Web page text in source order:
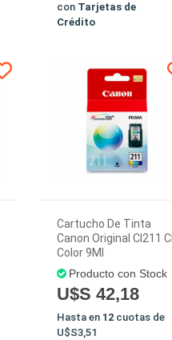
con Tarjetas de
Crédito
Cartucho De Tinta
Canon Original Cl211 Cl
Color 9Ml
Producto con Stock
U$S 42,18
Hasta en 12 cuotas de
U$S3,51